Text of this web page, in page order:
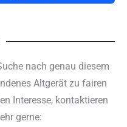
nach genau diesem
Altgerät zu fairen
Interesse, kontaktieren
gerne: